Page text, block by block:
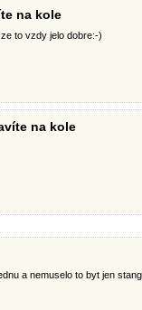
na kole
to vzdy jelo dobre:-)
na kole
a nemuselo to byt jen